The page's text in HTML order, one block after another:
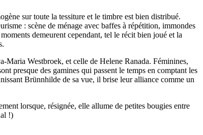
sur toute la tessiture et le timbre est bien distribué.
: scène de ménage avec baffes à répétition, immondes
demeurent cependant, tel le récit bien joué et la
Westbroek, et celle de Helene Ranada. Féminines,
presque des gamines qui passent le temps en comptant les
Brünnhilde de sa vue, il brise leur alliance comme un
lorsque, résignée, elle allume de petites bougies entre
!)